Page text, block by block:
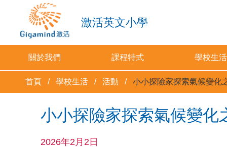
激活英文小學
關於我們 課程特式 學校生活
首頁 學校生活 活動 小小探險家探索氣候變化
小小探險家探索氣候變化
2026年2月2日